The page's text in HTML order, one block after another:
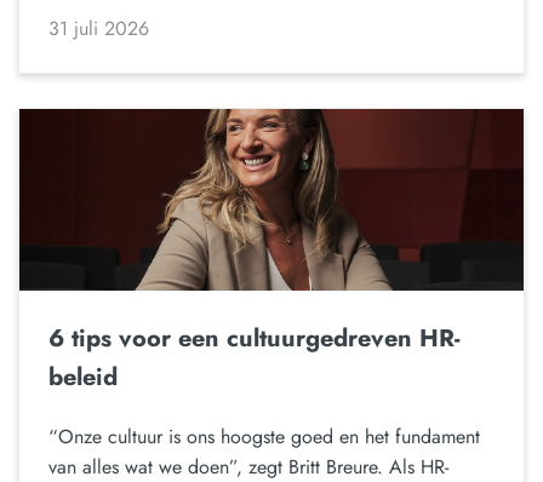
31 juli 2026
6 tips voor een cultuurgedreven HR-
beleid
“Onze cultuur is ons hoogste goed en het fundament
van alles wat we doen”, zegt Britt Breure. Als HR-